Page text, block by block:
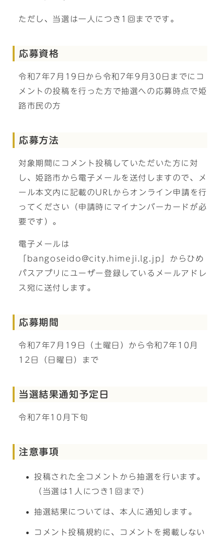
ただし、当選は一人につき1回までです。
応募資格
令和7年7月19日から令和7年9月30日までにコ
メントの投稿を行った方で抽選への応募時点で姫
路市民の方
応募方法
対象期間にコメント投稿していただいた方に対
し、姫路市から電子メールを送付しますので、メ
ール本文内に記載のURLからオンライン申請を行
ってください（申請時にマイナンバーカードが必
要です）。
電子メールは
「bangoseido@city.himeji.lg.jp」からひめ
パスアプリにユーザー登録しているメールアドレ
ス宛に送付します。
応募期間
令和7年7月19日（土曜日）から令和7年10月
12日（日曜日）まで
当選結果通知予定日
令和7年10月下旬
注意事項
投稿された全コメントから抽選を行います。
（当選は1人につき1回まで）
抽選結果については、本人に通知します。
コメント投稿規約に、コメントを掲載しない